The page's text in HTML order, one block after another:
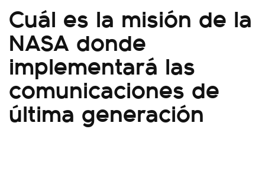
Cuál es la misión de la
NASA donde
implementará las
comunicaciones de
última generación